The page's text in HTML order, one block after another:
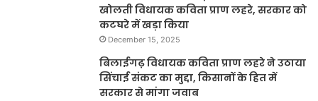
खोलती विधायक कविता प्राण लहरे, सरकार को
कटघरे में खड़ा किया
December 15, 2025
बिलाईगढ़ विधायक कविता प्राण लहरे ने उठाया
सिंचाई संकट का मुद्दा, किसानों के हित में
सरकार से मांगा जवाब